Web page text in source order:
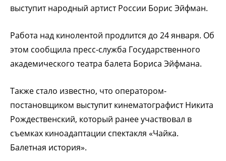
выступит народный артист России Борис Эйфман.
Работа над кинолентой продлится до 24 января. Об
этом сообщила пресс-служба Государственного
академического театра балета Бориса Эйфмана.
Также стало известно, что оператором-
постановщиком выступит кинематографист Никита
Рождественский, который ранее участвовал в
съемках киноадаптации спектакля «Чайка.
Балетная история».